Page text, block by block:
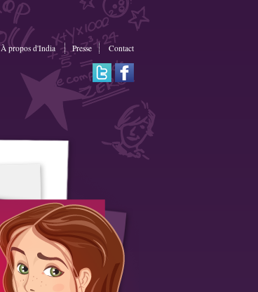
À propos d'India Presse Contact